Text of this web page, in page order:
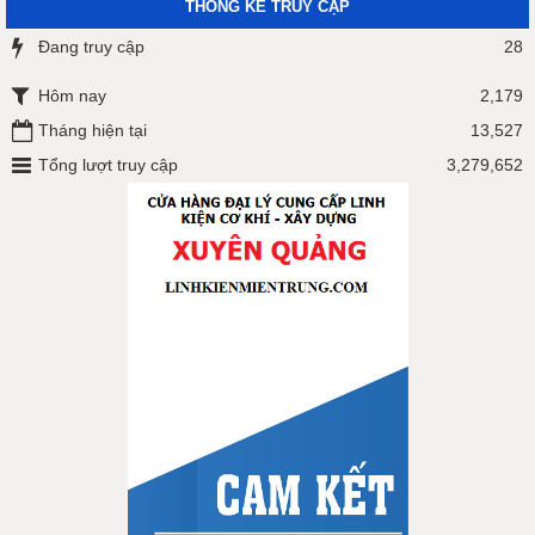
THỐNG KÊ TRUY CẬP
Đang truy cập 28
Hôm nay
2,179
Tháng hiện tại
13,527
Tổng lượt truy cập
3,279,652